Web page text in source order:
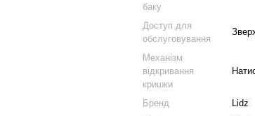
баку
Доступ для
обслуговування
Механізм
відкривання
кришки
Бренд
Lidz